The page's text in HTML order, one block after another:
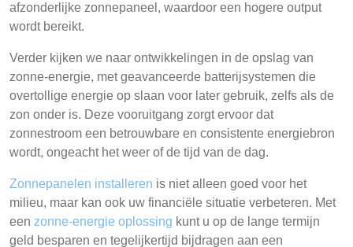
afzonderlijke zonnepaneel, waardoor een hogere output
wordt bereikt.
Verder kijken we naar ontwikkelingen in de opslag van
zonne-energie, met geavanceerde batterijsystemen die
overtollige energie op slaan voor later gebruik, zelfs als de
zon onder is. Deze vooruitgang zorgt ervoor dat
zonnestroom een betrouwbare en consistente energiebron
wordt, ongeacht het weer of de tijd van de dag.
Zonnepanelen installeren is niet alleen goed voor het
milieu, maar kan ook uw financiële situatie verbeteren. Met
een zonne-energie oplossing kunt u op de lange termijn
geld besparen en tegelijkertijd bijdragen aan een